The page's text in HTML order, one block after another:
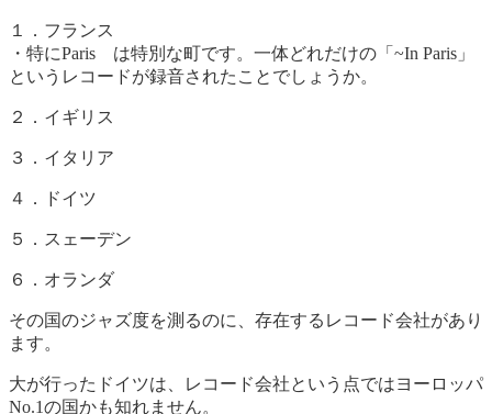
１．フランス
・特にParis は特別な町です。一体どれだけの「~In Paris」
というレコードが録音されたことでしょうか。
２．イギリス
３．イタリア
４．ドイツ
５．スェーデン
６．オランダ
その国のジャズ度を測るのに、存在するレコード会社があり
ます。
大が行ったドイツは、レコード会社という点ではヨーロッパ
No.1の国かも知れません。